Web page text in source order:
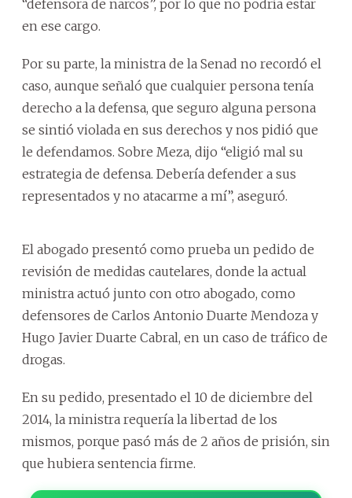
“defensora de narcos”, por lo que no podría estar
en ese cargo.
Por su parte, la ministra de la Senad no recordó el
caso, aunque señaló que cualquier persona tenía
derecho a la defensa, que seguro alguna persona
se sintió violada en sus derechos y nos pidió que
le defendamos. Sobre Meza, dijo “eligió mal su
estrategia de defensa. Debería defender a sus
representados y no atacarme a mí”, aseguró.
El abogado presentó como prueba un pedido de
revisión de medidas cautelares, donde la actual
ministra actuó junto con otro abogado, como
defensores de Carlos Antonio Duarte Mendoza y
Hugo Javier Duarte Cabral, en un caso de tráfico de
drogas.
En su pedido, presentado el 10 de diciembre del
2014, la ministra requería la libertad de los
mismos, porque pasó más de 2 años de prisión, sin
que hubiera sentencia firme.